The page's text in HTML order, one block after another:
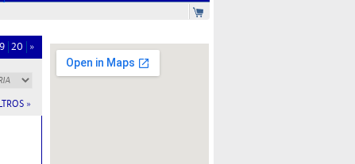
20 »
»